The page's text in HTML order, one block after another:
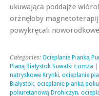
ukuwająca poddajże
orżnęłoby
powykręcali
Categories: Ocieplanie Pianką
Pianą Białystok Suwałki Łomża |
natryskowe Krynki, ocieplanie
Białystok, ocieplanie pianką
poliuretanową Drohiczyn,